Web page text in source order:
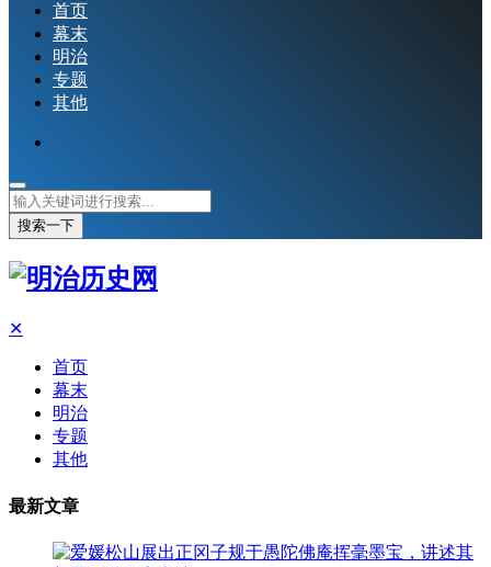
首页
幕末
明治
专题
其他
搜索一下
✕
首页
幕末
明治
专题
其他
最新文章